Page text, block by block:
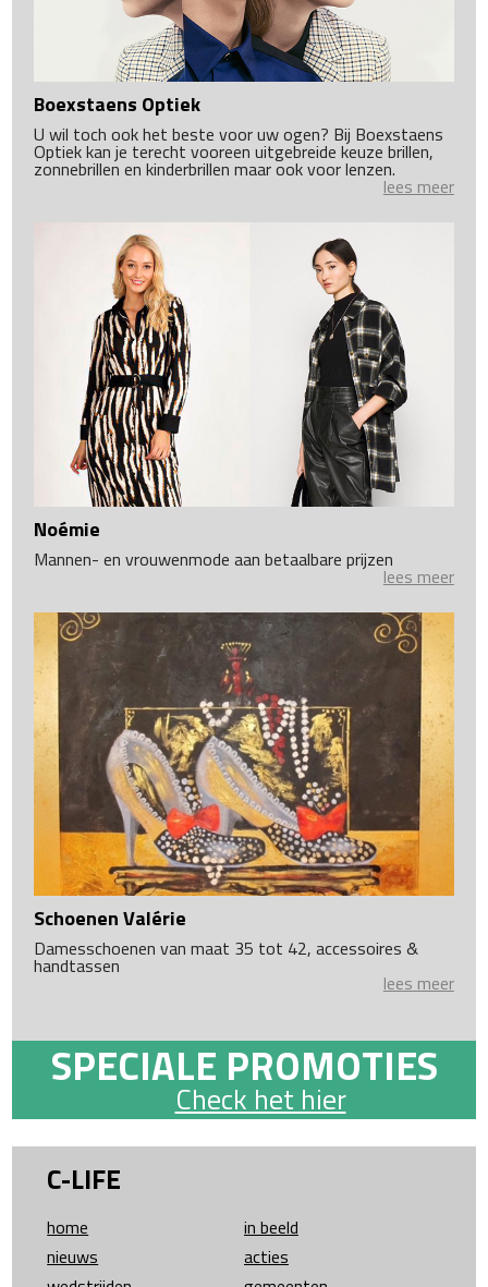
Boexstaens Optiek
U wil toch ook het beste voor uw ogen? Bij Boexstaens
Optiek kan je terecht vooreen uitgebreide keuze brillen,
zonnebrillen en kinderbrillen maar ook voor lenzen.
lees meer
Noémie
Mannen- en vrouwenmode aan betaalbare prijzen
lees meer
Schoenen Valérie
Damesschoenen van maat 35 tot 42, accessoires &
handtassen
lees meer
SPECIALE PROMOTIES
Check het hier
C-LIFE
home
in beeld
nieuws
acties